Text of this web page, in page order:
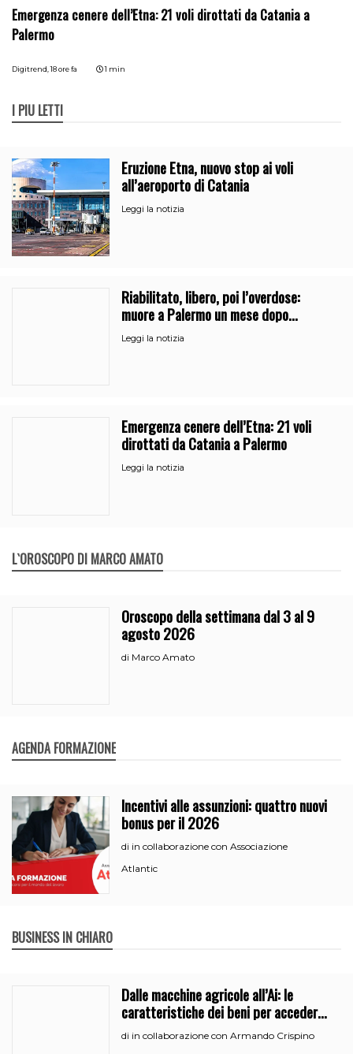
Emergenza cenere dell’Etna: 21 voli dirottati da Catania a
Palermo
Digitrend,18 ore fa 1 min
I PIÙ LETTI
Eruzione Etna, nuovo stop ai voli
all’aeroporto di Catania
Leggi la notizia
Riabilitato, libero, poi l’overdose:
muore a Palermo un mese dopo
l’uscita dalla comunità
Leggi la notizia
Emergenza cenere dell’Etna: 21 voli
dirottati da Catania a Palermo
Leggi la notizia
L`OROSCOPO DI MARCO AMATO
Oroscopo della settimana dal 3 al 9
agosto 2026
di Marco Amato
AGENDA FORMAZIONE
Incentivi alle assunzioni: quattro nuovi
bonus per il 2026
di in collaborazione con Associazione
Atlantic
BUSINESS IN CHIARO
Dalle macchine agricole all’Ai: le
caratteristiche dei beni per accedere
all’iperammortamento
di in collaborazione con Armando Crispino